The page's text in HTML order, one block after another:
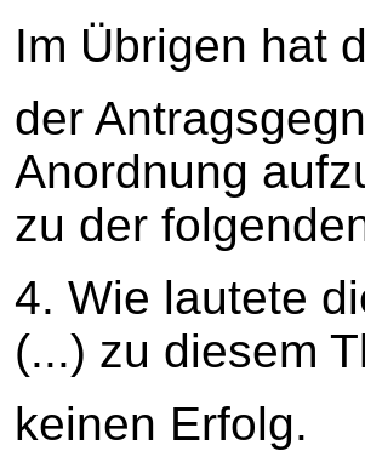
Im Übrigen hat
der
Anordnung
zu der
4. Wie lautete
(...) zu diesem
keinen Erfolg.